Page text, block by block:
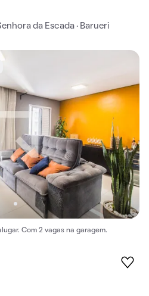
da Escada · Barueri
Com 2 vagas na garagem.